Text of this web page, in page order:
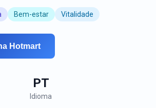
Bem-estar Vitalidade
Hotmart
PT
Idioma